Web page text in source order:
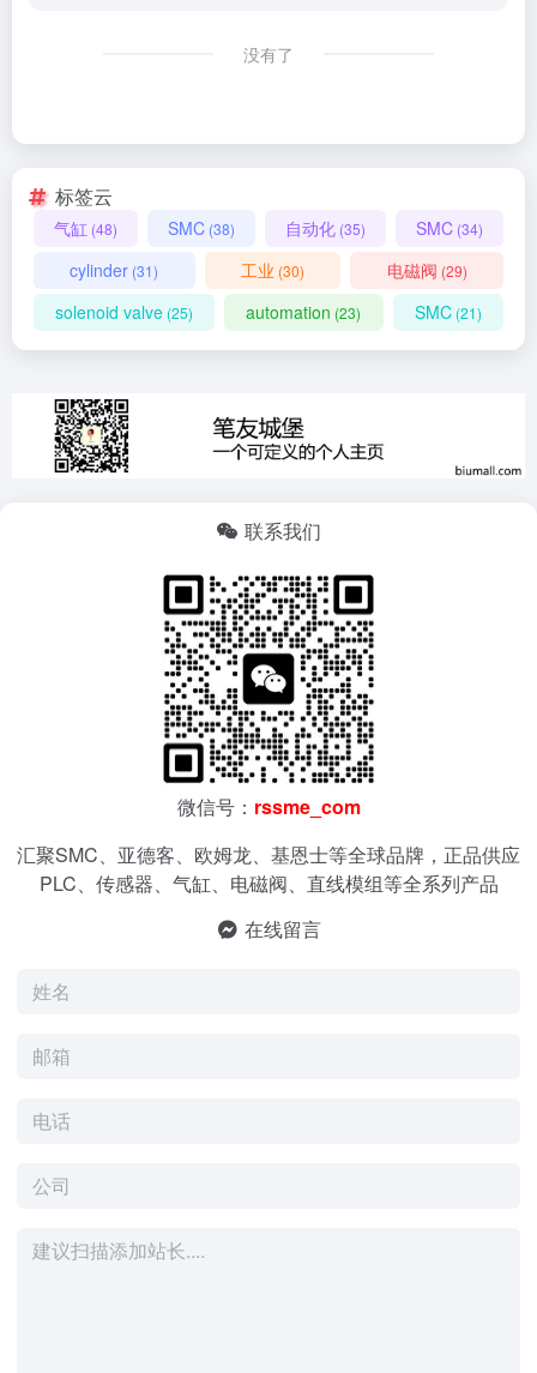
没有了
标签云
气缸 (48) SMC (38) 自动化 (35) SMC (34)
cylinder (31) 工业 (30) 电磁阀 (29)
solenoid valve (25) automation (23) SMC(21)
联系我们
微信号： rssme_com
汇聚SMC、亚德客、欧姆龙、基恩士等全球品牌，正品供应
PLC、传感器、气缸、电磁阀、直线模组等全系列产品
在线留言